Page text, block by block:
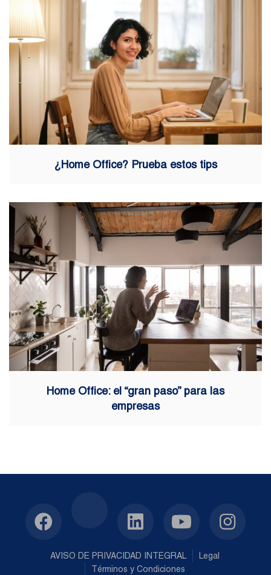
¿Home Office? Prueba estos tips
Home Office: el “gran paso” para las
empresas
AVISO DE PRIVACIDAD INTEGRAL
Legal
Términos y Condiciones